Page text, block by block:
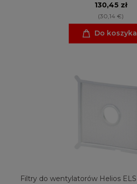
130,45 zł
(30,14 €)
Do koszyka
Filtry do wentylatorów Helios